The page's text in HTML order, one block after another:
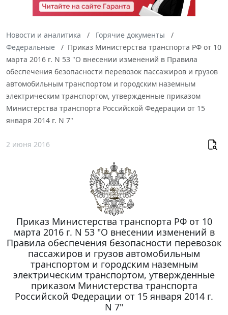
Новости и аналитика
Горячие документы
Федеральные
Приказ Министерства транспорта РФ от 10
марта 2016 г. N 53 "О внесении изменений в Правила
обеспечения безопасности перевозок пассажиров и грузов
автомобильным транспортом и городским наземным
электрическим транспортом, утвержденные приказом
Министерства транспорта Российской Федерации от 15
января 2014 г. N 7"
2 июня 2016
Приказ Министерства транспорта РФ от 10
марта 2016 г. N 53 "О внесении изменений в
Правила обеспечения безопасности перевозок
пассажиров и грузов автомобильным
транспортом и городским наземным
электрическим транспортом, утвержденные
приказом Министерства транспорта
Российской Федерации от 15 января 2014 г.
N 7"